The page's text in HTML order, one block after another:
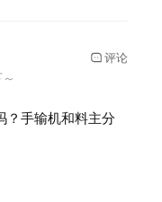
评论
？手输机和料主分